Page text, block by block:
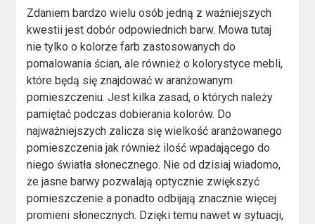
Zdaniem bardzo wielu osób jedną z ważniejszych
kwestii jest dobór odpowiednich barw. Mowa tutaj
nie tylko o kolorze farb zastosowanych do
pomalowania ścian, ale również o kolorystyce mebli,
które będą się znajdować w aranżowanym
pomieszczeniu. Jest kilka zasad, o których należy
pamiętać podczas dobierania kolorów. Do
najważniejszych zalicza się wielkość aranżowanego
pomieszczenia jak również ilość wpadającego do
niego światła słonecznego. Nie od dzisiaj wiadomo,
że jasne barwy pozwalają optycznie zwiększyć
pomieszczenie a ponadto odbijają znacznie więcej
promieni słonecznych. Dzięki temu nawet w sytuacji,